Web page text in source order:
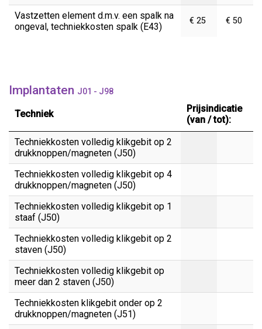
Vastzetten element d.m.v. een spalk na
ongeval, techniekkosten spalk (E43)
€ 25 € 50
Implantaten J01 - J98
Techniek
Prijsindicatie
(van / tot):
Techniekkosten volledig klikgebit op 2
drukknoppen/magneten (J50)
Techniekkosten volledig klikgebit op 4
drukknoppen/magneten (J50)
Techniekkosten volledig klikgebit op 1
staaf (J50)
Techniekkosten volledig klikgebit op 2
staven (J50)
Techniekkosten volledig klikgebit op
meer dan 2 staven (J50)
Techniekkosten klikgebit onder op 2
drukknoppen/magneten (J51)